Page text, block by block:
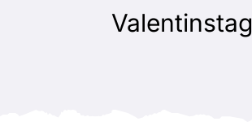
Valentinstag